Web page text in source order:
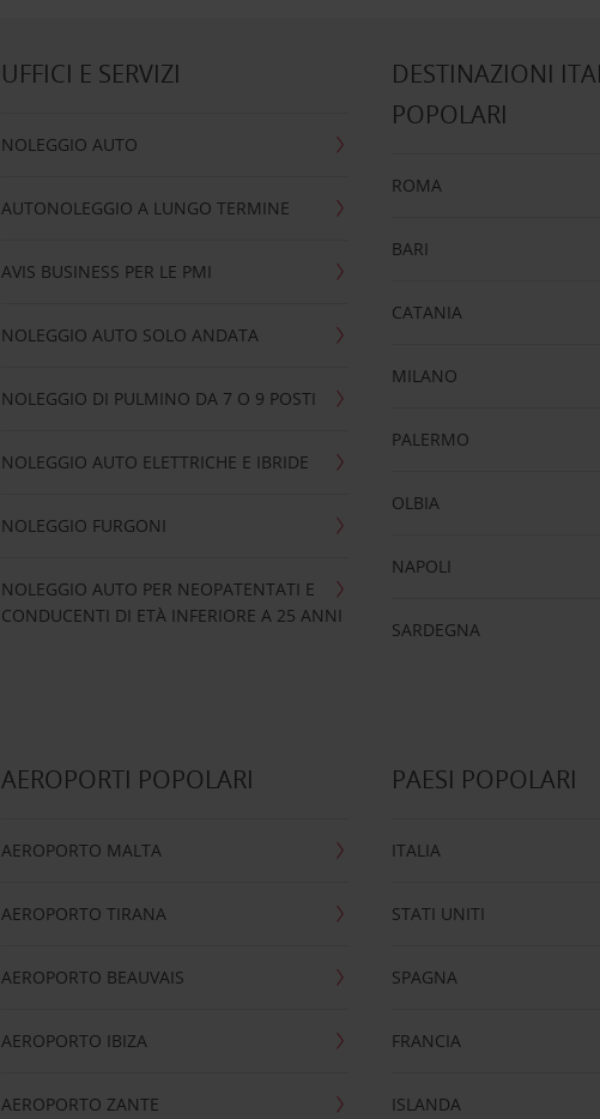
UFFICI E SERVIZI
NOLEGGIO AUTO
AUTONOLEGGIO A LUNGO TERMINE
AVIS BUSINESS PER LE PMI
NOLEGGIO AUTO SOLO ANDATA
NOLEGGIO DI PULMINO DA 7 O 9 POSTI
NOLEGGIO AUTO ELETTRICHE E IBRIDE
NOLEGGIO FURGONI
NOLEGGIO AUTO PER NEOPATENTATI E
CONDUCENTI DI ETÀ INFERIORE A 25 ANNI
DESTINAZIONI
POPOLARI
ROMA
BARI
CATANIA
MILANO
PALERMO
OLBIA
NAPOLI
SARDEGNA
AEROPORTI POPOLARI
AEROPORTO MALTA
AEROPORTO TIRANA
AEROPORTO BEAUVAIS
AEROPORTO IBIZA
AEROPORTO ZANTE
PAESI POPOLARI
ITALIA
STATI UNITI
SPAGNA
FRANCIA
ISLANDA